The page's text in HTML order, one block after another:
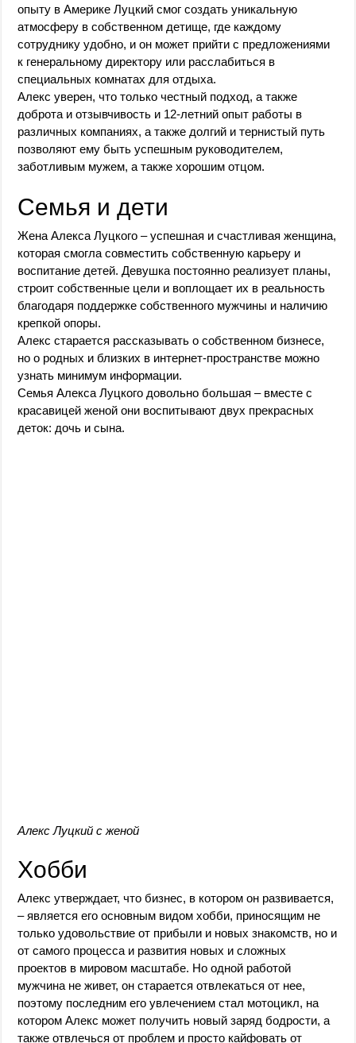
опыту в Америке Луцкий смог создать уникальную
атмосферу в собственном детище, где каждому
сотруднику удобно, и он может прийти с предложениями
к генеральному директору или расслабиться в
специальных комнатах для отдыха.
Алекс уверен, что только честный подход, а также
доброта и отзывчивость и 12-летний опыт работы в
различных компаниях, а также долгий и тернистый путь
позволяют ему быть успешным руководителем,
заботливым мужем, а также хорошим отцом.
Семья и дети
Жена Алекса Луцкого – успешная и счастливая женщина,
которая смогла совместить собственную карьеру и
воспитание детей. Девушка постоянно реализует планы,
строит собственные цели и воплощает их в реальность
благодаря поддержке собственного мужчины и наличию
крепкой опоры.
Алекс старается рассказывать о собственном бизнесе,
но о родных и близких в интернет-пространстве можно
узнать минимум информации.
Семья Алекса Луцкого довольно большая – вместе с
красавицей женой они воспитывают двух прекрасных
деток: дочь и сына.
Алекс Луцкий с женой
Хобби
Алекс утверждает, что бизнес, в котором он развивается,
– является его основным видом хобби, приносящим не
только удовольствие от прибыли и новых знакомств, но и
от самого процесса и развития новых и сложных
проектов в мировом масштабе. Но одной работой
мужчина не живет, он старается отвлекаться от нее,
поэтому последним его увлечением стал мотоцикл, на
котором Алекс может получить новый заряд бодрости, а
также отвлечься от проблем и просто кайфовать от